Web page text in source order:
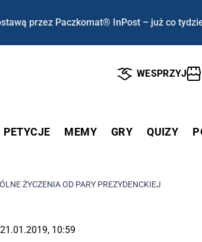
przez Paczkomat® InPost – już co
WESPRZYJ
PETYCJE MEMY GRY QUIZY
ŻYCZENIA OD PARY PREZYDENCKIEJ
21.01.2019, 10:59